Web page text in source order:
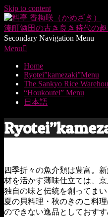
Skip to content
湊町酒田の古き良き時代の
Secondary Navigation Menu
Menu
Home
Ryotei”kamezaki”Menu
The Sankyo Rice
“Houkoutei” Menu
日本語
四季折々の魚介類は豊富。
材を活かす薄味仕立ては、
独自の味と伝統を創ってまい
夏の貝料理・秋のきのこ料
のできない逸品としておす